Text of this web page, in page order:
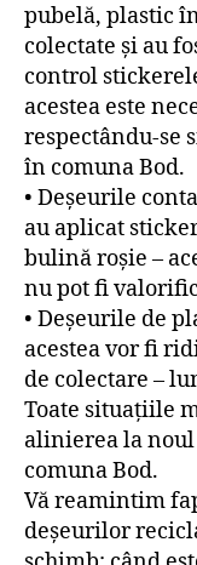
pubelă, plastic
colectate și au
control
acestea este
respectându-se
în comuna Bod.
•⁠ ⁠⁠Deșeurile
au aplicat
bulină roșie –
nu pot fi
•⁠ ⁠⁠Deșeurile de
acestea vor fi
de colectare –
Toate situațiile
alinierea la
comuna Bod.
Vă reamintim
deșeurilor